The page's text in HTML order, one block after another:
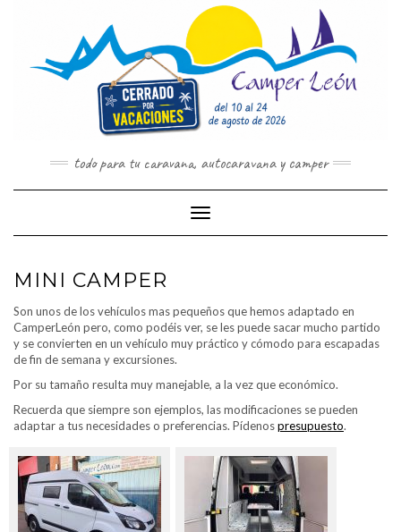
todo para tu caravana, autocaravana y camper
Cambiar modo de navegación
MINI CAMPER
Son unos de los vehículos mas pequeños que hemos adaptado en
CamperLeón pero, como podéis ver, se les puede sacar mucho partido
y se convierten en un vehículo muy práctico y cómodo para escapadas
de fin de semana y excursiones.
Por su tamaño resulta muy manejable, a la vez que económico.
Recuerda que siempre son ejemplos, las modificaciones se pueden
adaptar a tus necesidades o preferencias. Pídenospresupuesto.